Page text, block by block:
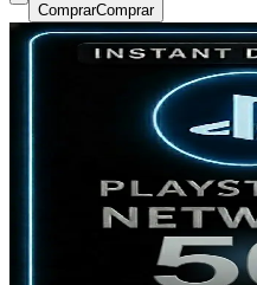
ComprarComprar